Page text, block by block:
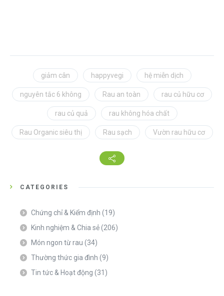
giảm cân happyvegi hệ miễn dịch
nguyên tắc 6 không Rau an toàn rau củ hữu cơ
rau củ quả rau không hóa chất
Rau Organic siêu thị Rau sạch Vườn rau hữu cơ
CATEGORIES
Chứng chỉ & Kiểm định (19)
Kinh nghiệm & Chia sẻ(206)
Món ngon từ rau (34)
Thường thức gia đình (9)
Tin tức & Hoạt động (31)